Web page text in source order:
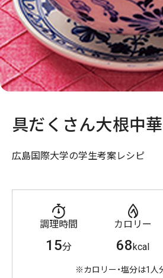
具だくさん大根中
広島国際大学の学生考案レシピ
調理時間
15分
カロリー
68kcal
※カロリー・塩分は1人